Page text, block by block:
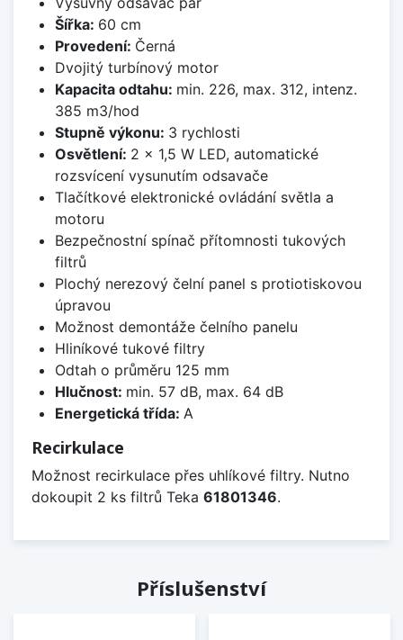
Šířka: 60 cm
Provedení: Černá
Dvojitý turbínový motor
Kapacita odtahu: min. 226, max. 312, intenz.
385 m3/hod
Stupně výkonu: 3 rychlosti
Osvětlení: 2 x 1,5 W LED, automatické
rozsvícení vysunutím odsavače
Tlačítkové elektronické ovládání světla a
motoru
Bezpečnostní spínač přítomnosti tukových
filtrů
Plochý nerezový čelní panel s protiotiskovou
úpravou
Možnost demontáže čelního panelu
Hliníkové tukové filtry
Odtah o průměru 125 mm
Hlučnost: min. 57 dB, max. 64 dB
Energetická třída: A
Recirkulace
Možnost recirkulace přes uhlíkové filtry. Nutno
dokoupit 2 ks filtrů Teka 61801346.
Příslušenství